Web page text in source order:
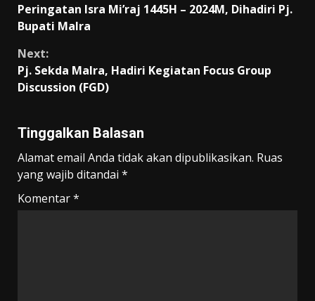
Reading
Peringatan Isra Mi’raj 1445H – 2024M, Dihadiri Pj.
Bupati Malra
Next:
Pj. Sekda Malra, Hadiri Kegiatan Focus Group
Discussion (FGD)
Tinggalkan Balasan
Alamat email Anda tidak akan dipublikasikan. Ruas
yang wajib ditandai *
Komentar*